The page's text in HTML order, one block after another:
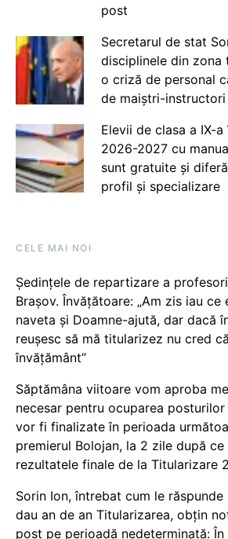
post
Secretarul de stat
disciplinele din zona
o criză de personal
de maiștri-instructori
Elevii de clasa a IX-
2026-2027 cu
sunt gratuite și
profil și specializare
CELE MAI NOI
Ședințele de repartizare a
Brașov. Învățătoare: „Am zis iau ce
naveta și Doamne-ajută, dar dacă
reușesc să mă titularizez nu cred
învățământ”
Săptămâna viitoare vom aproba
necesar pentru ocuparea
vor fi finalizate în perioada
premierul Bolojan, la 2 zile după
rezultatele finale de la Titularizare
Sorin Ion, întrebat cum le
dau an de an Titularizarea, obțin
post pe perioadă nedeterminată: